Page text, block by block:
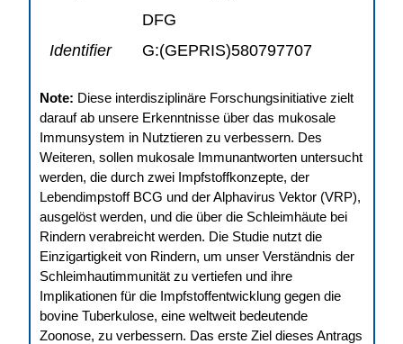
DFG
Identifier
G:(GEPRIS)580797707
Note: Diese interdisziplinäre Forschungsinitiative zielt
darauf ab unsere Erkenntnisse über das mukosale
Immunsystem in Nutztieren zu verbessern. Des
Weiteren, sollen mukosale Immunantworten untersucht
werden, die durch zwei Impfstoffkonzepte, der
Lebendimpstoff BCG und der Alphavirus Vektor (VRP),
ausgelöst werden, und die über die Schleimhäute bei
Rindern verabreicht werden. Die Studie nutzt die
Einzigartigkeit von Rindern, um unser Verständnis der
Schleimhautimmunität zu vertiefen und ihre
Implikationen für die Impfstoffentwicklung gegen die
bovine Tuberkulose, eine weltweit bedeutende
Zoonose, zu verbessern. Das erste Ziel dieses Antrags